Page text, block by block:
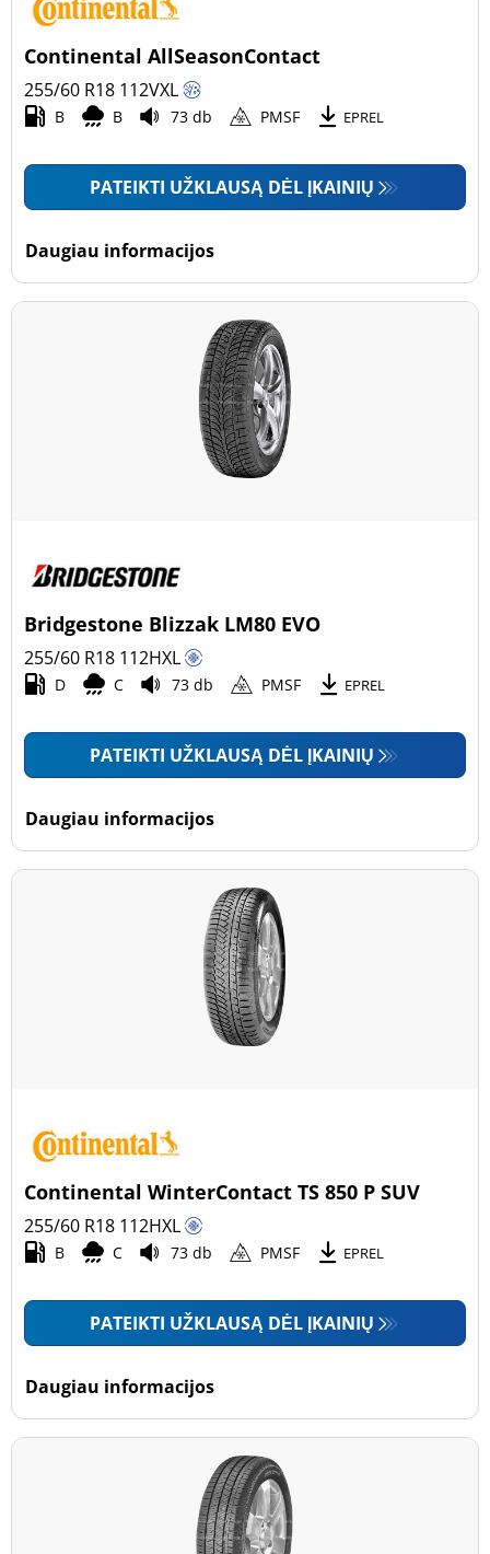
Continental AllSeasonContact
255/60 R18 112VXL
B B 73 db PMSF EPREL
PATEIKTI UŽKLAUSĄ DĖL ĮKAINIŲ
Daugiau informacijos
Bridgestone Blizzak LM80 EVO
255/60 R18 112HXL
D C 73 db PMSF EPREL
PATEIKTI UŽKLAUSĄ DĖL ĮKAINIŲ
Daugiau informacijos
Continental WinterContact TS 850 P SUV
255/60 R18 112HXL
B C 73 db PMSF EPREL
PATEIKTI UŽKLAUSĄ DĖL ĮKAINIŲ
Daugiau informacijos